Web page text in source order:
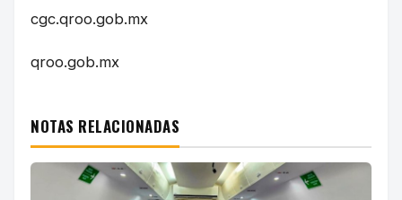
cgc.qroo.gob.mx
qroo.gob.mx
NOTAS RELACIONADAS